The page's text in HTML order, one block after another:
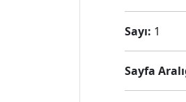
Sayı: 1
Sayfa